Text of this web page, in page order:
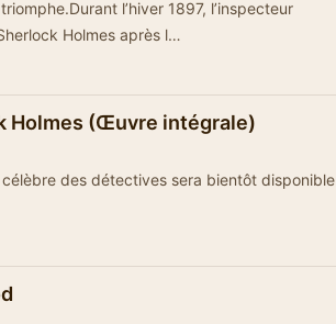
l’hiver 1897, l’inspecteur
Holmes après l…
Holmes (Œuvre intégrale)
des détectives sera bientôt disponible